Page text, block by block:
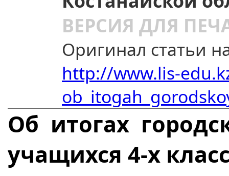
ВЕРСИЯ ДЛЯ
Оригинал статьи
http://www.lis-
Об итогах
учащихся 4-х